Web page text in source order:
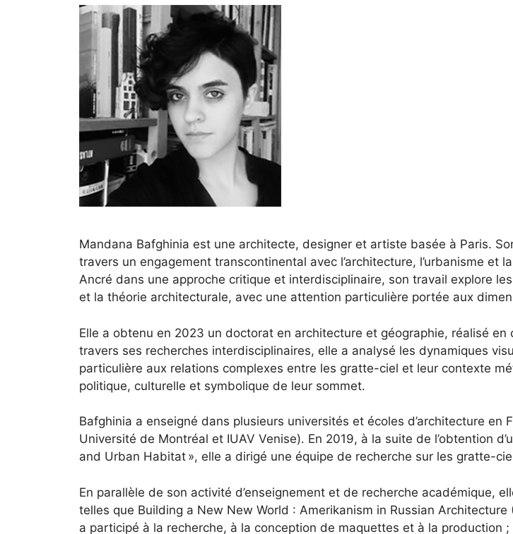
Mandana Bafghinia est une architecte, designer et artiste basée à Paris.
travers un engagement transcontinental avec l’architecture, l’urbanisme et
Ancré dans une approche critique et interdisciplinaire, son travail explore
et la théorie architecturale, avec une attention particulière portée aux
Elle a obtenu en 2023 un doctorat en architecture et géographie, réalisé en
travers ses recherches interdisciplinaires, elle a analysé les dynamiques
particulière aux relations complexes entre les gratte-ciel et leur contexte
politique, culturelle et symbolique de leur sommet.
Bafghinia a enseigné dans plusieurs universités et écoles d’architecture en
Université de Montréal et IUAV Venise). En 2019, à la suite de l’obtention
and Urban Habitat », elle a dirigé une équipe de recherche sur les gratte-
En parallèle de son activité d’enseignement et de recherche académique,
telles que Building a New New World : Amerikanism in Russian
a participé à la recherche, à la conception de maquettes et à la production